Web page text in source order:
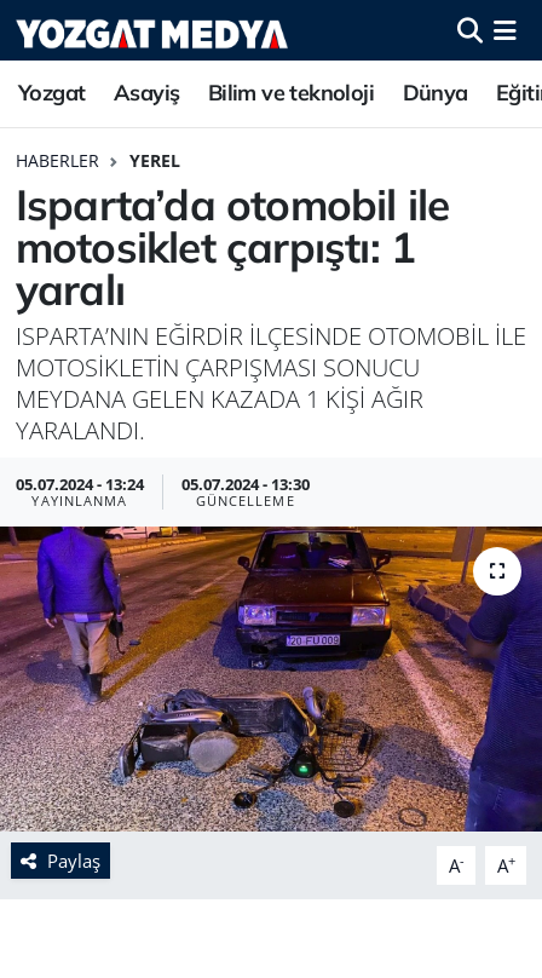
Yozgat Asayiş Bilim ve teknoloji Dünya
HABERLER YEREL
Isparta’da otomobil ile
motosiklet çarpıştı: 1
yaralı
ISPARTA’NIN EĞİRDİR İLÇESİNDE OTOMOBİL İLE
MOTOSİKLETİN ÇARPIŞMASI SONUCU
MEYDANA GELEN KAZADA 1 KİŞİ AĞIR
YARALANDI.
05.07.2024 - 13:24
YAYINLANMA
05.07.2024 - 13:30
GÜNCELLEME
Paylaş A- A+